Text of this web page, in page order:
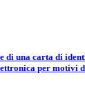
di una carta di
per motivi